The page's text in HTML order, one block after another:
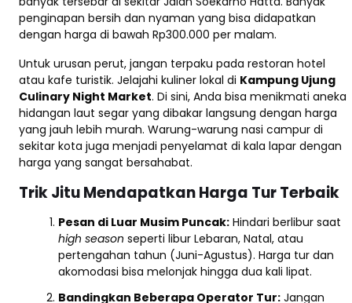
penginapan bersih dan nyaman yang bisa didapatkan
dengan harga di bawah Rp300.000 per malam.
Untuk urusan perut, jangan terpaku pada restoran hotel
atau kafe turistik. Jelajahi kuliner lokal di Kampung Ujung
Culinary Night Market. Di sini, Anda bisa menikmati aneka
hidangan laut segar yang dibakar langsung dengan harga
yang jauh lebih murah. Warung-warung nasi campur di
sekitar kota juga menjadi penyelamat di kala lapar dengan
harga yang sangat bersahabat.
Trik Jitu Mendapatkan Harga Tur Terbaik
Pesan di Luar Musim Puncak: Hindari berlibur saat
high season seperti libur Lebaran, Natal, atau
pertengahan tahun (Juni-Agustus). Harga tur dan
akomodasi bisa melonjak hingga dua kali lipat.
Bandingkan Beberapa Operator Tur: Jangan